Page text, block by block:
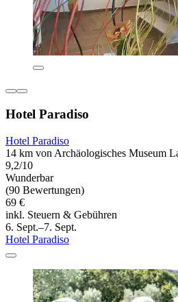
Hotel Paradiso
Hotel Paradiso
14 km von Archäologisches Museum
9,2/10
Wunderbar
(90 Bewertungen)
69 €
inkl. Steuern & Gebühren
6. Sept.–7. Sept.
Hotel Paradiso